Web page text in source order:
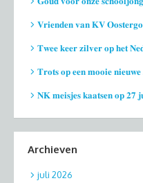
𝐕𝐫𝐢𝐞𝐧𝐝𝐞𝐧 𝐯𝐚𝐧 𝐊𝐕 𝐎𝐨𝐬𝐭𝐞𝐫𝐠𝐨
𝐓𝐰𝐞𝐞 𝐤𝐞𝐞𝐫 𝐳𝐢𝐥𝐯𝐞𝐫 𝐨𝐩 𝐡𝐞𝐭
𝐓𝐫𝐨𝐭𝐬 𝐨𝐩 𝐞𝐞𝐧 𝐦𝐨𝐨𝐢𝐞
𝐍𝐊 𝐦𝐞𝐢𝐬𝐣𝐞𝐬 𝐤𝐚𝐚𝐭𝐬𝐞𝐧 𝐨𝐩 𝟐𝟕
Archieven
juli 2026